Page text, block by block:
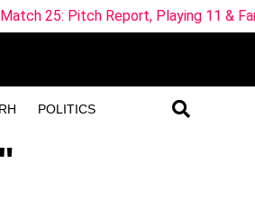
POLITICS
Report, Playing 11 & Fantasy Tips